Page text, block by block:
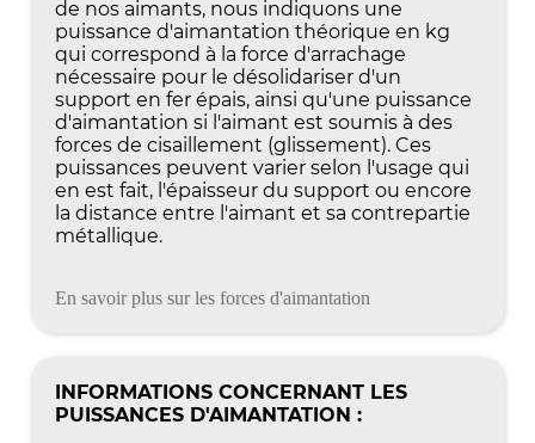
de nos aimants, nous indiquons une
puissance d'aimantation théorique en kg
qui correspond à la force d'arrachage
nécessaire pour le désolidariser d'un
support en fer épais, ainsi qu'une puissance
d'aimantation si l'aimant est soumis à des
forces de cisaillement (glissement). Ces
puissances peuvent varier selon l'usage qui
en est fait, l'épaisseur du support ou encore
la distance entre l'aimant et sa contrepartie
métallique.
En savoir plus sur les forces d'aimantation
INFORMATIONS CONCERNANT LES
PUISSANCES D'AIMANTATION :